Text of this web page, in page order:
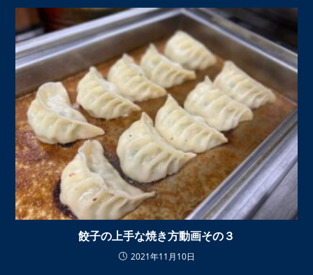
餃子の上手な焼き方動画その３
2021年11月10日